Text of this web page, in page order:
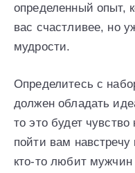
определенный опыт,
вас счастливее, но
мудрости.
Определитесь с
должен обладать
то это будет
пойти вам
кто-то любит мужчин